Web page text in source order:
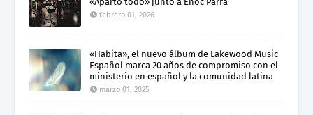
febrero 01, 2026
«Habita», el nuevo álbum de Lakewood Music
Español marca 20 años de compromiso con el
ministerio en español y la comunidad latina
marzo 01, 2025